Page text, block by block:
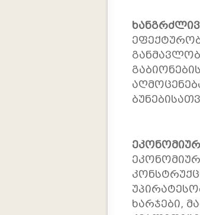
ხარჯები,